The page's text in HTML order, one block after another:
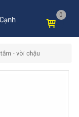
0
- vòi chậu